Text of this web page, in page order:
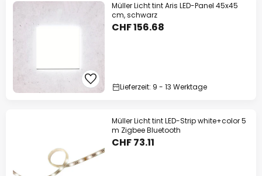
Müller Licht tint Aris LED-Panel 45x45
cm, schwarz
CHF 156.68
Lieferzeit: 9 - 13 Werktage
Müller Licht tint LED-Strip white+color 5
m Zigbee Bluetooth
CHF 73.11